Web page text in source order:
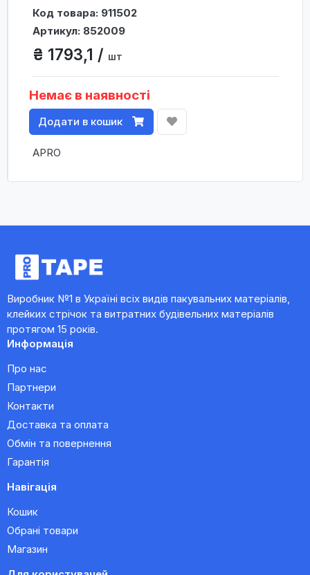
Код товара: 911502
Артикул: 852009
₴ 1793,1 / шт
Немає в наявності
Додати в кошик
APRO
Виробник №1 в Україні всіх видів пакувальних матеріалів,
клейких стрічок та витратних будівельних матеріалів
протягом 15 років.
Информація
Про нас
Партнери
Контакти
Доставка та оплата
Обмін та повернення
Гарантія
Навігація
Кошик
Обрані товари
Магазин